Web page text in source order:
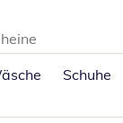
Schuhe